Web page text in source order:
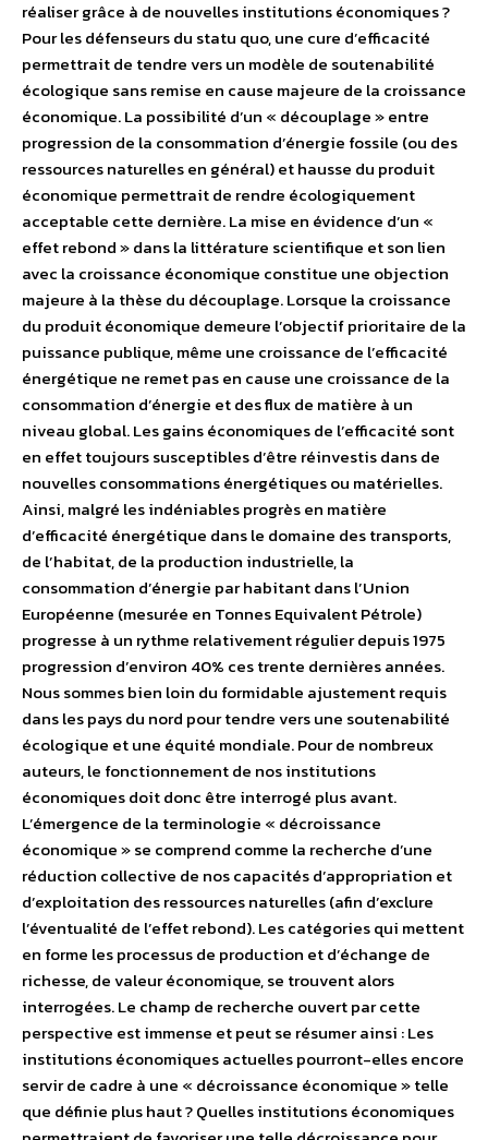
réaliser grâce à de nouvelles institutions économiques ?
Pour les défenseurs du statu quo, une cure d’efficacité
permettrait de tendre vers un modèle de soutenabilité
écologique sans remise en cause majeure de la croissance
économique. La possibilité d’un « découplage » entre
progression de la consommation d’énergie fossile (ou des
ressources naturelles en général) et hausse du produit
économique permettrait de rendre écologiquement
acceptable cette dernière. La mise en évidence d’un «
effet rebond » dans la littérature scientifique et son lien
avec la croissance économique constitue une objection
majeure à la thèse du découplage. Lorsque la croissance
du produit économique demeure l’objectif prioritaire de la
puissance publique, même une croissance de l’efficacité
énergétique ne remet pas en cause une croissance de la
consommation d’énergie et des flux de matière à un
niveau global. Les gains économiques de l’efficacité sont
en effet toujours susceptibles d’être réinvestis dans de
nouvelles consommations énergétiques ou matérielles.
Ainsi, malgré les indéniables progrès en matière
d’efficacité énergétique dans le domaine des transports,
de l’habitat, de la production industrielle, la
consommation d’énergie par habitant dans l’Union
Européenne (mesurée en Tonnes Equivalent Pétrole)
progresse à un rythme relativement régulier depuis 1975
progression d’environ 40% ces trente dernières années.
Nous sommes bien loin du formidable ajustement requis
dans les pays du nord pour tendre vers une soutenabilité
écologique et une équité mondiale. Pour de nombreux
auteurs, le fonctionnement de nos institutions
économiques doit donc être interrogé plus avant.
L’émergence de la terminologie « décroissance
économique » se comprend comme la recherche d’une
réduction collective de nos capacités d’appropriation et
d’exploitation des ressources naturelles (afin d’exclure
l’éventualité de l’effet rebond). Les catégories qui mettent
en forme les processus de production et d’échange de
richesse, de valeur économique, se trouvent alors
interrogées. Le champ de recherche ouvert par cette
perspective est immense et peut se résumer ainsi : Les
institutions économiques actuelles pourront-elles encore
servir de cadre à une « décroissance économique » telle
que définie plus haut ? Quelles institutions économiques